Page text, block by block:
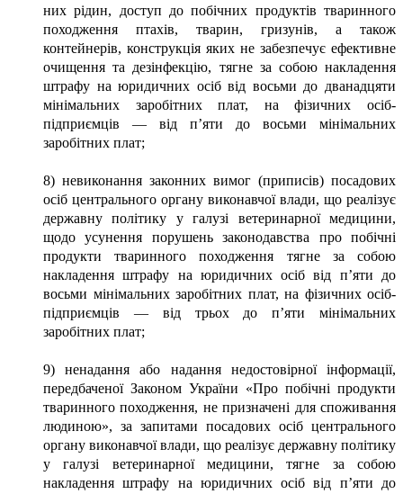
них рідин, доступ до побічних продуктів тваринного
походження птахів, тварин, гризунів, а також
контейнерів, конструкція яких не забезпечує ефективне
очищення та дезінфекцію, тягне за собою накладення
штрафу на юридичних осіб від восьми до дванадцяти
мінімальних заробітних плат, на фізичних осіб-
підприємців — від п’яти до восьми мінімальних
заробітних плат;
8) невиконання законних вимог (приписів) посадових
осіб центрального органу виконавчої влади, що реалізує
державну політику у галузі ветеринарної медицини,
щодо усунення порушень законодавства про побічні
продукти тваринного походження тягне за собою
накладення штрафу на юридичних осіб від п’яти до
восьми мінімальних заробітних плат, на фізичних осіб-
підприємців — від трьох до п’яти мінімальних
заробітних плат;
9) ненадання або надання недостовірної інформації,
передбаченої Законом України «Про побічні продукти
тваринного походження, не призначені для споживання
людиною», за запитами посадових осіб центрального
органу виконавчої влади, що реалізує державну політику
у галузі ветеринарної медицини, тягне за собою
накладення штрафу на юридичних осіб від п’яти до